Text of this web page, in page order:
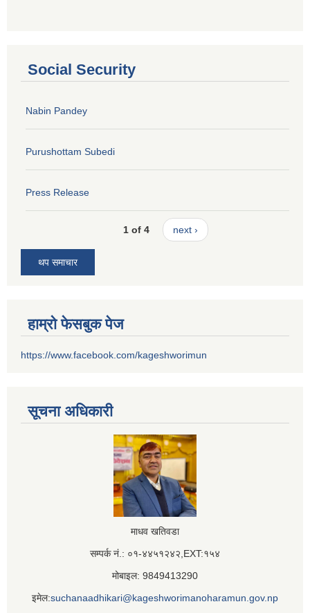
Social Security
Nabin Pandey
Purushottam Subedi
Press Release
1 of 4 next ›
थप समाचार
हाम्रो फेसबुक पेज
https://www.facebook.com/kageshworimun
सूचना अधिकारी
माधव खतिवडा
सम्पर्क नं.: ०१-४४५१२४२,EXT:१५४
मोबाइल: 9849413290
इमेल:suchanaadhikari@kageshworimanoharamun.gov.np